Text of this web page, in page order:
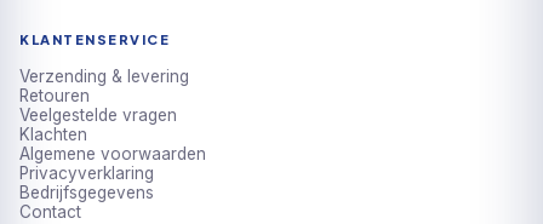
KLANTENSERVICE
Verzending & levering
Retouren
Veelgestelde vragen
Klachten
Algemene voorwaarden
Privacyverklaring
Bedrijfsgegevens
Contact